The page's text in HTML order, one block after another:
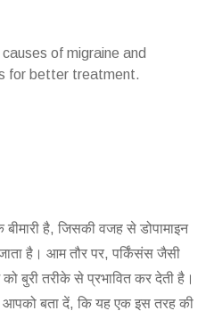
of migraine and
for better treatment.
है, जिसकी वजह से डोपामाइन
है। आम तौर पर, पर्किंसंस जैसी
बुरी तरीके से प्रभावित कर देती है।
बता दें, कि यह एक इस तरह की